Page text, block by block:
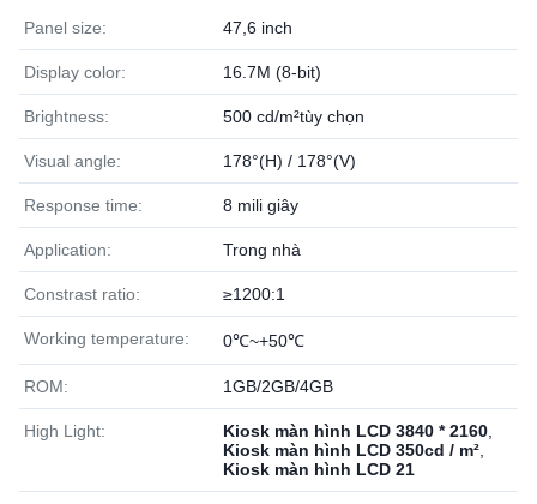
Panel size: 47,6 inch
Display color: 16.7M (8-bit)
Brightness: 500 cd/m²tùy chọn
Visual angle: 178°(H) / 178°(V)
Response time: 8 mili giây
Application: Trong nhà
Constrast ratio: ≥1200:1
Working temperature: 0℃~+50℃
ROM: 1GB/2GB/4GB
High Light: Kiosk màn hình LCD 3840 * 2160
Kiosk màn hình LCD 350cd / m²
Kiosk màn hình LCD 21